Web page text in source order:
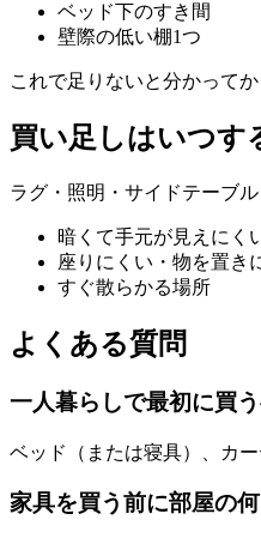
ベッド下のすき間
壁際の低い棚1つ
これで足りないと分かって
買い足しはいつす
ラグ・照明・サイドテーブル
暗くて手元が見えにく
座りにくい・物を置き
すぐ散らかる場所
よくある質問
一人暮らしで最初に買
ベッド（または寝具）、カ
家具を買う前に部屋の